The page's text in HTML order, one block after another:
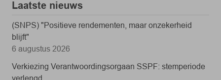
Laatste nieuws
(SNPS) "Positieve rendementen, maar onzekerheid
blijft"
6 augustus 2026
Verkiezing Verantwoordingsorgaan SSPF: stemperiode
verlengd